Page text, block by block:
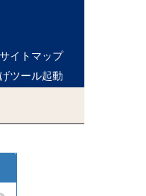
サイトマップ
ツール起動